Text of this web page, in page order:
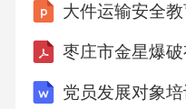
大件运输安全
党员发展对象